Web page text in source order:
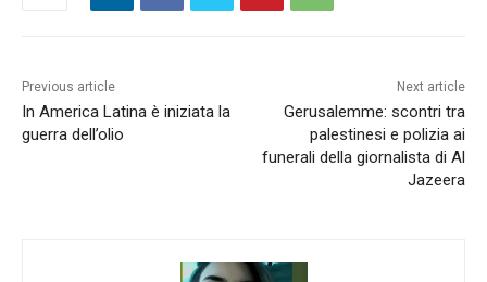
Previous article
In America Latina è iniziata la
guerra dell’olio
Next article
Gerusalemme: scontri tra
palestinesi e polizia ai
funerali della giornalista di Al
Jazeera